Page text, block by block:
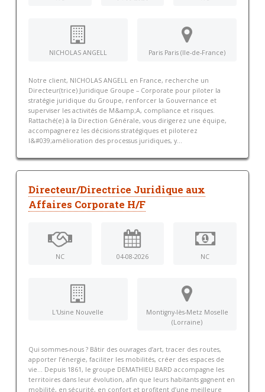
NICHOLAS ANGELL Paris Paris (Ile-de-France)
Notre client, NICHOLAS ANGELL en France, recherche un
Directeur(trice) Juridique Groupe – Corporate pour piloter la
stratégie juridique du Groupe, renforcer la Gouvernance et
superviser les activités de M&amp;A, compliance et risques.
Rattaché(e) à la Direction Générale, vous dirigerez une équipe,
accompagnerez les décisions stratégiques et piloterez
l&#039;amélioration des processus juridiques, y...
Directeur/Directrice Juridique aux
Affaires Corporate H/F
NC 04-08-2026 NC
L'Usine Nouvelle
Montigny-lès-Metz Moselle
(Lorraine)
Qui sommes-nous ? Bâtir des ouvrages d’art, tracer des routes,
apporter l’énergie, faciliter les mobilités, créer des espaces de
vie… Depuis 1861, le groupe DEMATHIEU BARD accompagne les
territoires dans leur évolution, afin que leurs habitants gagnent en
mobilité, en sécurité, en confort et profitent d’une meilleure